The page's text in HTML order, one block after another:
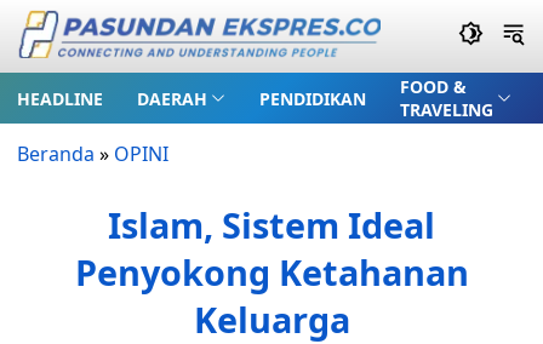
HEADLINE DAERAH PENDIDIKAN
FOOD &
TRAVELING
Beranda » OPINI
Islam, Sistem Ideal
Penyokong Ketahanan
Keluarga